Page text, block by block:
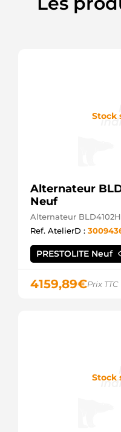
Stock
Alternateur
Neuf
Alternateur BLD4102H
Ref. AtelierD :
PRESTOLITE Neuf
4159,89€Prix TTC
Stock